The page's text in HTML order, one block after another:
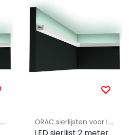
ORAC sierlijsten voor LED Strips ORAC sierlijsten voor LED Strips